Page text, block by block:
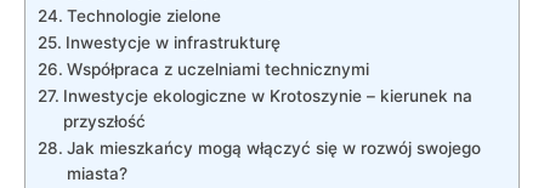
Technologie zielone
Inwestycje w infrastrukturę
Współpraca z uczelniami technicznymi
Inwestycje ekologiczne w Krotoszynie – kierunek na
przyszłość
Jak mieszkańcy mogą włączyć się w rozwój swojego
miasta?